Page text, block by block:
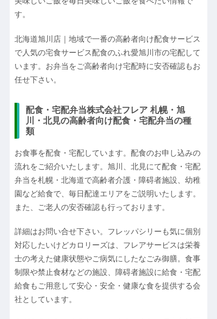
す。
北海道旭川店｜地域で一番の高齢者向け配食サービス
で人気の宅食サービス配食のふれ愛旭川市の宅配して
います。お弁当をご高齢者向け宅配時に安否確認もお
任せ下さい。
配食・宅配弁当株式会社フレア 札幌・旭
川・北見の高齢者向け配食・宅配弁当の種
類
お食事を配食・宅配しています。配食のお申し込みの
流れをご紹介いたします。旭川、北見にて配食・宅配
弁当を札幌・北海道で高齢者介護・障碍者施設、幼稚
園など給食で、毎日配達エリアをご説明いたします。
また、ご老人の安否確認も行っております。
詳細はお問い合せ下さい。フレッパシリーも気に個別
対応したいけどカロリーズは、フレアサービスは栄養
士の考えた健康状態やご病気にしたなごみ御膳。食事
制限や禁止食材などの施設、障碍者施設に給食・宅配
給食もご用意して安心・安全・健康な食を提供する会
社としています。